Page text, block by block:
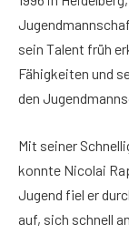
sein Talent früh
Fähigkeiten und
den
Mit seiner
konnte Nicolai
Jugend fiel er
auf, sich schnell